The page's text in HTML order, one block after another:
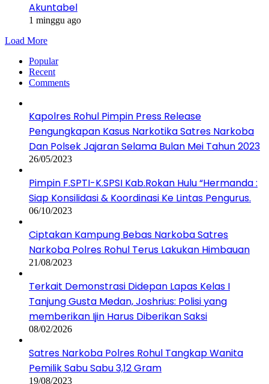
Akuntabel
1 minggu ago
Load More
Popular
Recent
Comments
Kapolres Rohul Pimpin Press Release
Pengungkapan Kasus Narkotika Satres Narkoba
Dan Polsek Jajaran Selama Bulan Mei Tahun 2023
26/05/2023
Pimpin F.SPTI-K.SPSI Kab.Rokan Hulu “Hermanda :
Siap Konsilidasi & Koordinasi Ke Lintas Pengurus.
06/10/2023
Ciptakan Kampung Bebas Narkoba Satres
Narkoba Polres Rohul Terus Lakukan Himbauan
21/08/2023
Terkait Demonstrasi Didepan Lapas Kelas I
Tanjung Gusta Medan, Joshrius: Polisi yang
memberikan Ijin Harus Diberikan Saksi
08/02/2026
Satres Narkoba Polres Rohul Tangkap Wanita
Pemilik Sabu Sabu 3,12 Gram
19/08/2023